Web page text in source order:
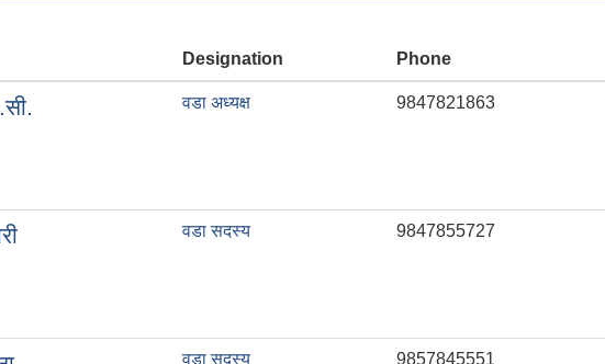
Designation Phone
वडा अध्यक्ष 9847821863
वडा सदस्य 9847855727
वडा सदस्य 9857845551